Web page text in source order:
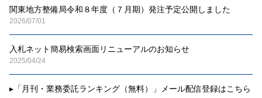
関東地方整備局令和８年度（７月期）発注予定公開しました
2026/07/01
入札ネット簡易検索画面リニューアルのお知らせ
2025/04/24
▸ 「月刊・業務委託ランキング（無料）」メール配信登録はこちら
http://www.nikoukei.com/nkmail/order/?ref=m10722
▼▽▼ 『地方発ニュース』 ▼▽▼
〔埼玉〕